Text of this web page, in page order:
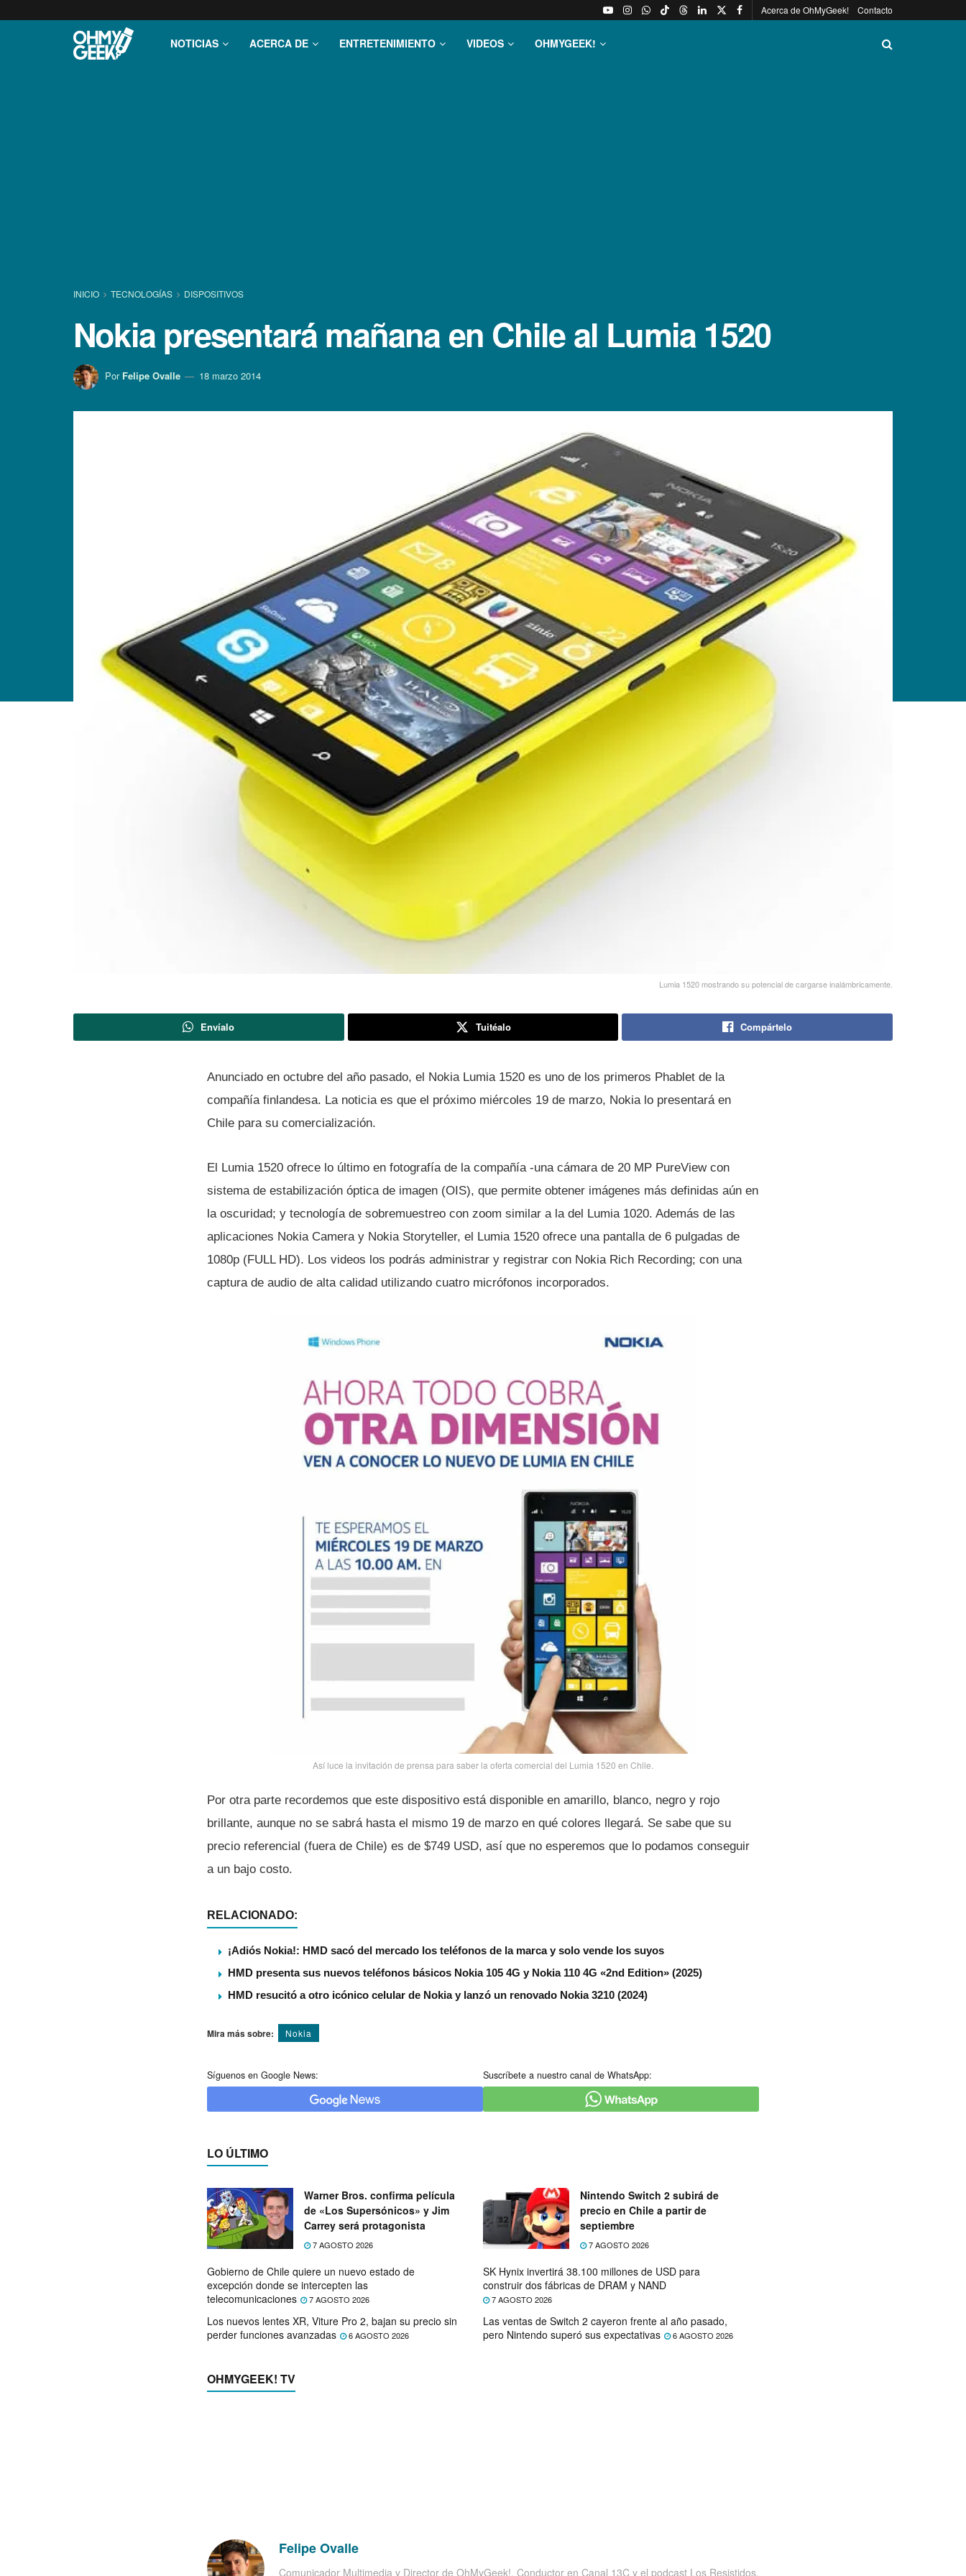
Acerca de OhMyGeek! Contacto
NOTICIAS ACERCA DE ENTRETENIMIENTO VIDEOS OHMYGEEK!
INICIO TECNOLOGÍ­AS DISPOSITIVOS
Nokia presentará mañana en Chile al Lumia 1520
Por Felipe Ovalle 18 marzo 2014
Lumia 1520 mostrando su potencial de cargarse inalámbricamente.
Envíalo Tuitéalo Compártelo
Anunciado en octubre del año pasado, el Nokia Lumia 1520 es uno de los primeros Phablet de la
compañí­a finlandesa. La noticia es que el próximo miércoles 19 de marzo, Nokia lo presentará en
Chile para su comercialización.
El Lumia 1520 ofrece lo último en fotografí­a de la compañí­a -una cámara de 20 MP PureView con
sistema de estabilización óptica de imagen (OIS), que permite obtener imágenes más definidas aún en
la oscuridad; y tecnologí­a de sobremuestreo con zoom similar a la del Lumia 1020. Además de las
aplicaciones Nokia Camera y Nokia Storyteller, el Lumia 1520 ofrece una pantalla de 6 pulgadas de
1080p (FULL HD). Los videos los podrás administrar y registrar con Nokia Rich Recording; con una
captura de audio de alta calidad utilizando cuatro micrófonos incorporados.
Así­ luce la invitación de prensa para saber la oferta comercial del Lumia 1520 en Chile.
Por otra parte recordemos que este dispositivo está disponible en amarillo, blanco, negro y rojo
brillante, aunque no se sabrá hasta el mismo 19 de marzo en qué colores llegará. Se sabe que su
precio referencial (fuera de Chile) es de $749 USD, así­ que no esperemos que lo podamos conseguir
a un bajo costo.
RELACIONADO:
¡Adiós Nokia!: HMD sacó del mercado los teléfonos de la marca y solo vende los suyos
HMD presenta sus nuevos teléfonos básicos Nokia 105 4G y Nokia 110 4G «2nd Edition» (2025)
HMD resucitó a otro icónico celular de Nokia y lanzó un renovado Nokia 3210 (2024)
Mira más sobre: Nokia
Síguenos en Google News: Suscríbete a nuestro canal de WhatsApp:
LO ÚLTIMO
Warner Bros. confirma película
de «Los Supersónicos» y Jim
Carrey será protagonista
7 AGOSTO 2026
Nintendo Switch 2 subirá de
precio en Chile a partir de
septiembre
7 AGOSTO 2026
Gobierno de Chile quiere un nuevo estado de
excepción donde se intercepten las
telecomunicaciones
7 AGOSTO 2026
SK Hynix invertirá 38.100 millones de USD para
construir dos fábricas de DRAM y NAND
7 AGOSTO 2026
Los nuevos lentes XR, Viture Pro 2, bajan su precio sin
perder funciones avanzadas
6 AGOSTO 2026
Las ventas de Switch 2 cayeron frente al año pasado,
pero Nintendo superó sus expectativas
6 AGOSTO 2026
OHMYGEEK! TV
Felipe Ovalle
Comunicador Multimedia y Director de OhMyGeek!. Conductor en Canal 13C y el podcast Los Resistidos,